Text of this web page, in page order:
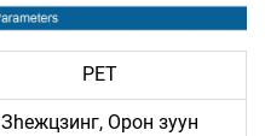
PET
Зheжцзинг, Орон зуун